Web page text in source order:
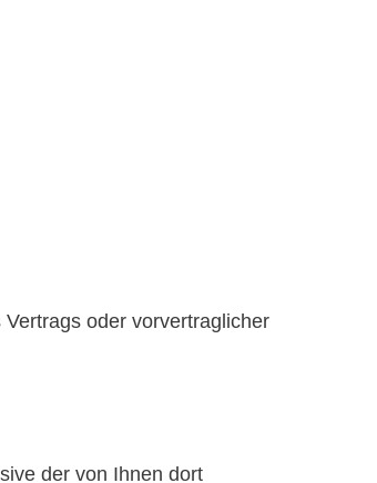
oder vorvertraglicher
der von Ihnen dort